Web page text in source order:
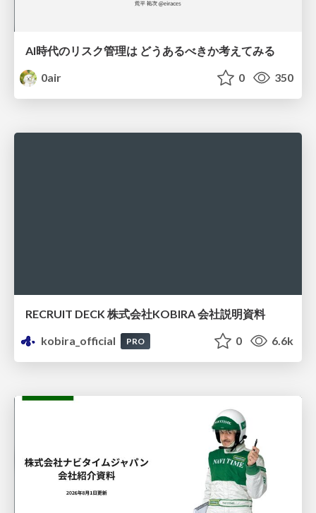
AI時代のリスク管理は どうあるべきか考えてみる
0air
0 350
RECRUIT DECK 株式会社KOBIRA 会社説明資料
kobira_official
PRO 0 6.6k